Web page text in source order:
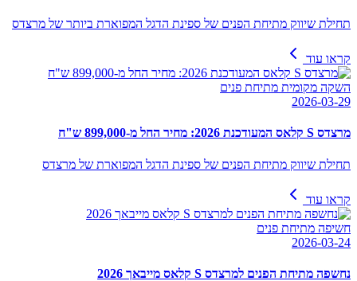
תחילת שיווק מתיחת הפנים של ספינת הדגל המפוארת ביותר של מרצדס
קראו עוד
השקה מקומית מתיחת פנים
2026-03-29
מרצדס S קלאס המעודכנת 2026: מחיר החל מ-899,000 ש"ח
תחילת שיווק מתיחת הפנים של ספינת הדגל המפוארת של מרצדס
קראו עוד
חשיפה מתיחת פנים
2026-03-24
נחשפה מתיחת הפנים למרצדס S קלאס מייבאך 2026